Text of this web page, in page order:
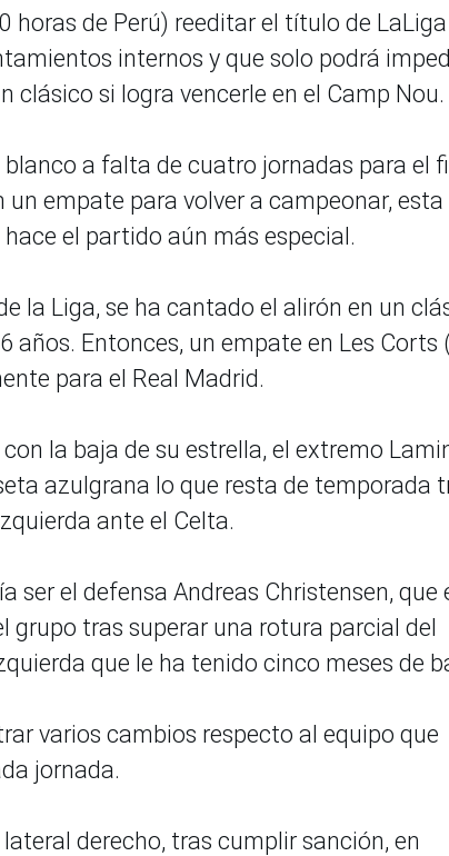
horas de Perú) reeditar el título de LaLiga
internos y que solo podrá
si logra vencerle en el Camp Nou.
a falta de cuatro jornadas para el
empate para volver a campeonar, esta
el partido aún más especial.
la Liga, se ha cantado el alirón en un
años. Entonces, un empate en Les Corts
para el Real Madrid.
la baja de su estrella, el extremo
azulgrana lo que resta de temporada
ante el Celta.
ser el defensa Andreas Christensen, que
grupo tras superar una rotura parcial del
que le ha tenido cinco meses de
varios cambios respecto al equipo que
jornada.
derecho, tras cumplir sanción, en